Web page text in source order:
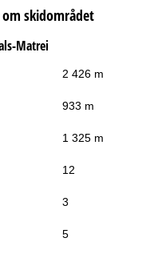
skidområdet
Matrei
2 426 m
933 m
1 325 m
12
3
5